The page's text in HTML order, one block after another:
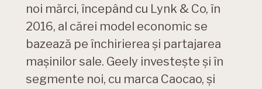
noi mărci, începând cu Lynk & Co, în
2016, al cărei model economic se
bazează pe închirierea și partajarea
mașinilor sale. Geely investește și în
segmente noi, cu marca Caocao, și